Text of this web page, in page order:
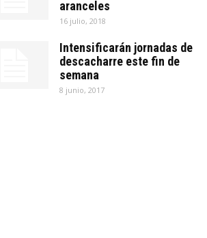
aranceles
16 julio, 2018
Intensificarán jornadas de
descacharre este fin de
semana
8 junio, 2017